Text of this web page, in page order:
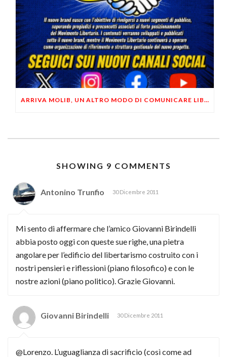
ARRIVA MOLIB, UN ALTRO MODO DI COMUNICARE LIBERTARIO
SHOWING 9 COMMENTS
Antonino Trunfio 30 Dicembre 2011
Mi sento di affermare che l’amico Giovanni Birindelli
abbia posto oggi con queste sue righe, una pietra
angolare per l’edificio del libertarismo costruito con i
nostri pensieri e riflessioni (piano filosofico) e con le
nostre azioni (piano politico). Grazie Giovanni.
Giovanni Birindelli 30 Dicembre 2011
@Lorenzo. L’uguaglianza di sacrificio (così come ad